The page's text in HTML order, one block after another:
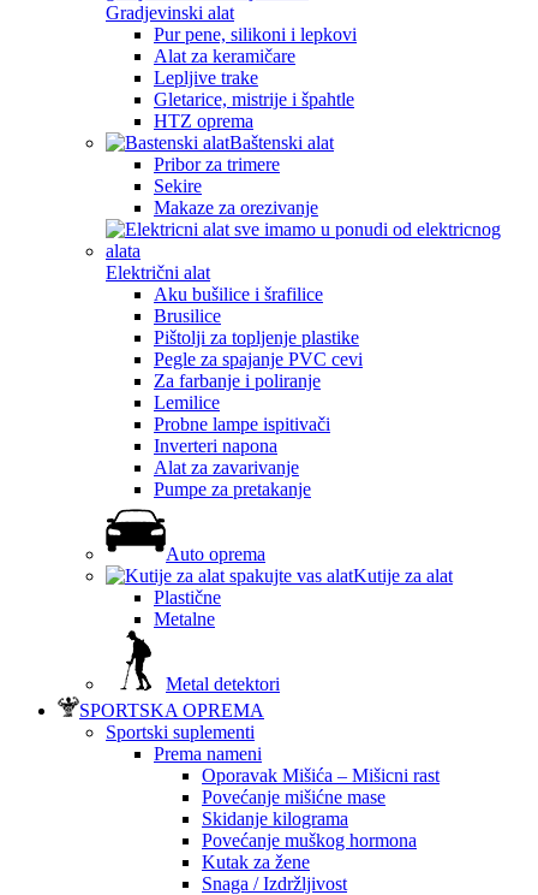
Gradjevinski alat
Pur pene, silikoni i lepkovi
Alat za keramičare
Lepljive trake
Gletarice, mistrije i špahtle
HTZ oprema
Baštenski alat
Pribor za trimere
Sekire
Makaze za orezivanje
Električni alat
Aku bušilice i šrafilice
Brusilice
Pištolji za topljenje plastike
Pegle za spajanje PVC cevi
Za farbanje i poliranje
Lemilice
Probne lampe ispitivači
Inverteri napona
Alat za zavarivanje
Pumpe za pretakanje
Auto oprema
Kutije za alat
Plastične
Metalne
Metal detektori
SPORTSKA OPREMA
Sportski suplementi
Prema nameni
Oporavak Mišića – Mišicni rast
Povećanje mišićne mase
Skidanje kilograma
Povećanje muškog hormona
Kutak za žene
Snaga / Izdržljivost